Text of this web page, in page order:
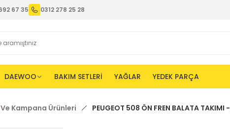
67 35 0312 278 25 28
DAEWOO BAKIM SETLERİ YAĞLAR YEDEK PARÇA
Kampana Ürünleri PEUGEOT 508 ÖN FREN BALATA